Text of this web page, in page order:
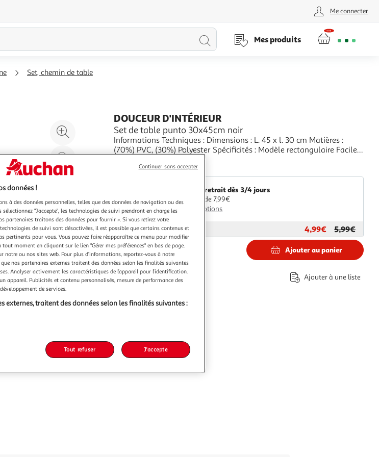
Me connecter
Lancer
Mes produits
Set, chemin de table
Agrandir
l'illustration
à
200%
Réduire
l'illustration
%
produit
DOUCEUR D'INTÉRIEUR
Set de table punto 30x45cm noir
Informations Techniques : Dimensions : L. 45 x l. 30 cm Matières :
(70%) PVC, (30%) Polyester Spécificités : Modèle rectangulaire Facile
Vendu parParis Prix
Livr. ou retrait dès 3/4 jours
A partir de 7,99€
Plus d'options
Vendu parParis Prix 4,99€
5,99€
-17 %
5,99€
4,99€
Ajouter au panier
Ajouter à une liste
données !
à des données personnelles, telles que des données de navigation ou des
"J'accepte", les technologies de suivi prendront en charge les
partenaires traitons des données pour fournir ». Si vous retirez votre
de suivi sont désactivées, il est possible que certains contenus et
pertinents pour vous. Vous pouvez faire réapparaître ce menu pour modifier
moment en cliquant sur le lien "Gérer mes préférences" en bas de page.
notre ou nos sites web. Pour plus d’informations, reportez-vous à notre
nos partenaires externes traitent des données selon les finalités suivantes
Analyser activement les caractéristiques de l’appareil pour l’identification.
appareil. Publicités et contenu personnalisés, mesure de performance des
de services.
externes, traitent des données selon les finalités suivantes :
Tout refuser J'accepte
Continuer sans accepter